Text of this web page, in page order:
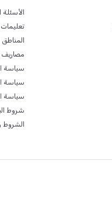
الأسئلة
المناطق
سياسة
سياسة
سياسة
شروط
الشروط